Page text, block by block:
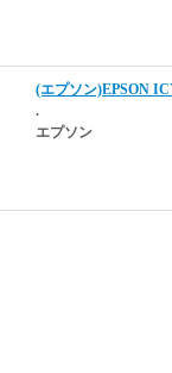
(エプソン)EPSON
.
エプソン